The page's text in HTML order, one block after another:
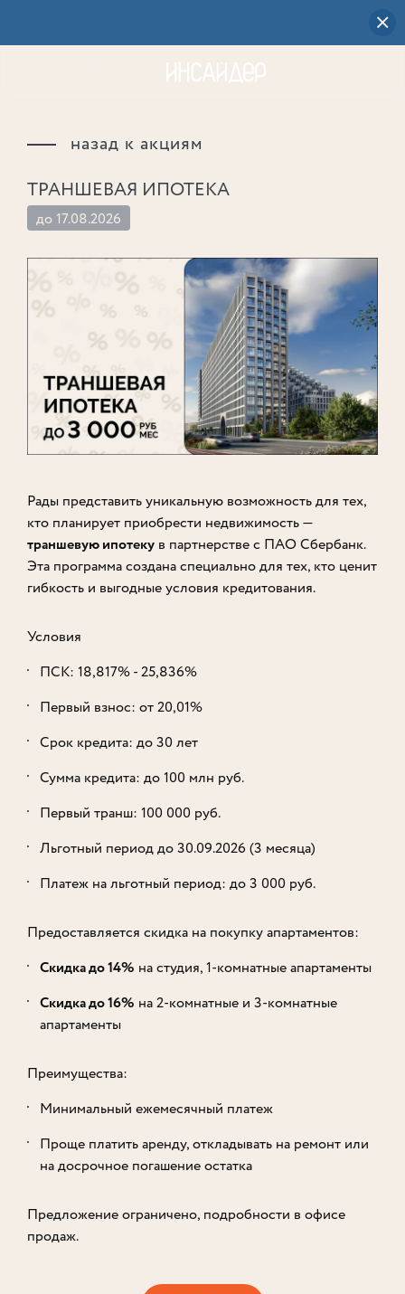
ТРАНШЕВАЯ ИПОТЕКА
до 17.08.2026
Рады представить уникальную возможность для тех,
кто планирует приобрести недвижимость —
траншевую ипотеку в партнерстве с ПАО Сбербанк.
Эта программа создана специально для тех, кто ценит
гибкость и выгодные условия кредитования.
Условия
ПСК: 18,817% ⁠-⁠ 25,836%
Первый взнос: от 20,01%
Срок кредита: до 30 лет
Сумма кредита: до 100 млн руб.
Первый транш: 100 000 руб.
Льготный период до 30.09.2026 (3 месяца)
Платеж на льготный период: до 3 000 руб.
Предоставляется скидка на покупку апартаментов:
Скидка до 14% на студия, 1⁠-⁠комнатные апартаменты
Скидка до 16% на 2⁠-⁠комнатные и 3⁠-⁠комнатные
апартаменты
Преимущества:
Минимальный ежемесячный платеж
Проще платить аренду, откладывать на ремонт или
на досрочное погашение остатка
Предложение ограничено, подробности в офисе
продаж.
назад к акциям